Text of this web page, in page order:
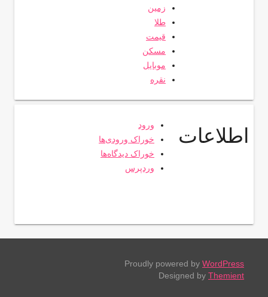
زمین
طلا
قیمت
مسکن
موبایل
نقره
اطلاعات
ورود
خوراک ورودی‌ها
خوراک دیدگاه‌ها
وردپرس
Proudly powered by WordPress
Designed by Themient